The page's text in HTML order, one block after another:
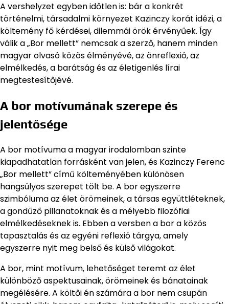
A vershelyzet egyben időtlen is: bár a konkrét
történelmi, társadalmi környezet Kazinczy korát idézi, a
költemény fő kérdései, dilemmái örök érvényűek. Így
válik a „Bor mellett” nemcsak a szerző, hanem minden
magyar olvasó közös élményévé, az önreflexió, az
elmélkedés, a barátság és az életigenlés lírai
megtestesítőjévé.
A bor motívumának szerepe és
jelentősége
A bor motívuma a magyar irodalomban szinte
kiapadhatatlan forrásként van jelen, és Kazinczy Ferenc
„Bor mellett” című költeményében különösen
hangsúlyos szerepet tölt be. A bor egyszerre
szimbóluma az élet örömeinek, a társas együttléteknek,
a gondűző pillanatoknak és a mélyebb filozófiai
elmélkedéseknek is. Ebben a versben a bor a közös
tapasztalás és az egyéni reflexió tárgya, amely
egyszerre nyit meg belső és külső világokat.
A bor, mint motívum, lehetőséget teremt az élet
különböző aspektusainak, örömeinek és bánatainak
megélésére. A költői én számára a bor nem csupán